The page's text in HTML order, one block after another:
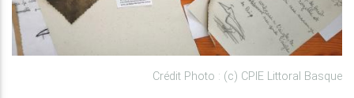
Crédit Photo : (c) CPIE Littoral Basque